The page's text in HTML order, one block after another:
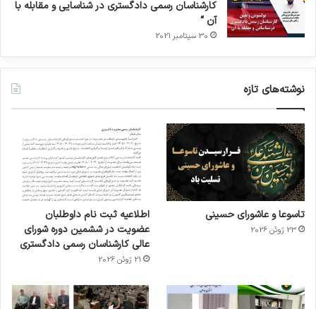
کارشناسان رسمی دادگستری در شناسایی و مقابله با
آن “
30 سپتامبر 2021
نوشته‌های تازه
تاسوعا و عاشورای حسینی
23 ژوئن 2026
اطلاعیه ثبت نام داوطلبان
عضویت در ششمین دوره شورای
عالی کارشناسان رسمی دادگستری
21 ژوئن 2026